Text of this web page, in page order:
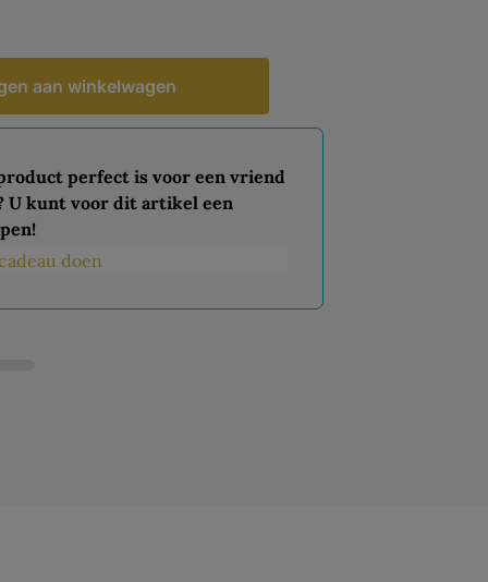
aan winkelwagen
perfect is voor een vriend
U kunt voor dit artikel een
doen